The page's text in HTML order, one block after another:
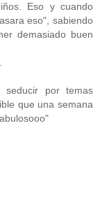
Eso y cuando
eso", sabiendo
demasiado buen
seducir por temas
que una semana